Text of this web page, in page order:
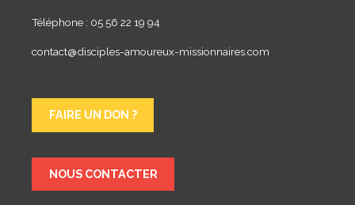
Téléphone : 05 56 22 19 94
contact@disciples-amoureux-missionnaires.com
FAIRE UN DON ?
NOUS CONTACTER